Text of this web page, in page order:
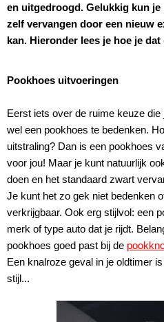
en uitgedroogd. Gelukkig kun
zelf vervangen door een nieuw
kan. Hieronder lees je hoe je dat
Pookhoes uitvoeringen
Eerst iets over de ruime keuze
wel een pookhoes te bedenken.
uitstraling? Dan is een pookhoes
voor jou! Maar je kunt natuurlijk
doen en het standaard zwart
Je kunt het zo gek niet bedenken
verkrijgbaar. Ook erg stijlvol: een
merk of type auto dat je rijdt.
pookhoes goed past bij de
Een knalroze geval in je oldtimer
stijl...